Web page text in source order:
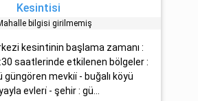
Kesintisi
bilgisi girilmemiş
kesintinin başlama zamanı :
saatlerinde etkilenen bölgeler :
güngören mevki̇i̇ - buğalı köyü
evleri̇ - şehir : gü...